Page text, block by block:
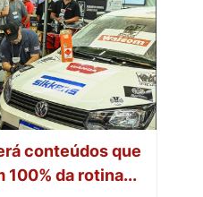
conteúdos que
100% da rotina...